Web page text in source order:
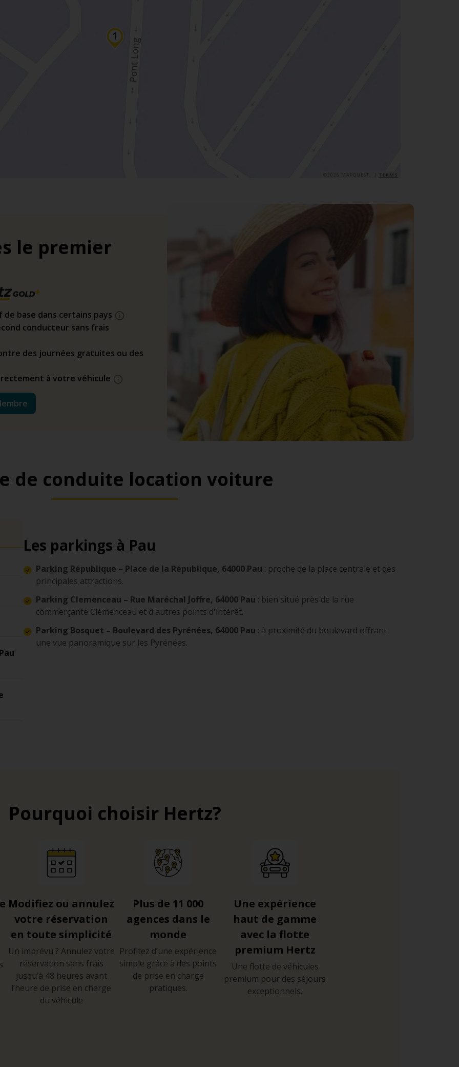
le premier
de base dans certains pays
conducteur sans frais
des journées gratuites ou des
à votre véhicule
de conduite location voiture
Les parkings à Pau
Parking République – Place de la République, 64000 Pau : proche de la place centrale et des
principales attractions.
Parking Clemenceau – Rue Maréchal Joffre, 64000 Pau : bien situé près de la rue
commerçante Clémenceau et d'autres points d'intérêt.
Parking Bosquet – Boulevard des Pyrénées, 64000 Pau : à proximité du boulevard offrant
une vue panoramique sur les Pyrénées.
Pourquoi choisir Hertz?
Modifiez ou annulez
votre réservation
en toute simplicité
Un imprévu ? Annulez votre
réservation sans frais
jusqu’à 48 heures avant
l’heure de prise en charge
du véhicule
Plus de 11 000
agences dans le
monde
Profitez d’une expérience
simple grâce à des points
de prise en charge
pratiques.
Une expérience
haut de gamme
avec la flotte
premium Hertz
Une flotte de véhicules
premium pour des séjours
exceptionnels.